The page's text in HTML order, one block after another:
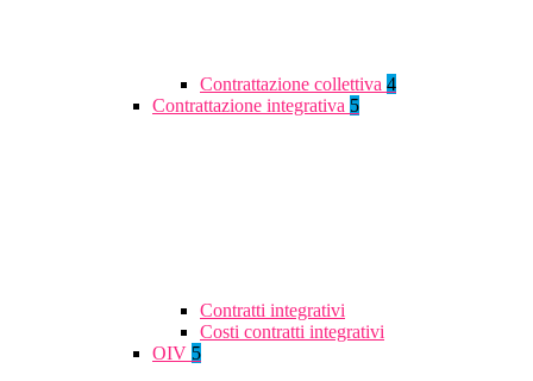
Contrattazione collettiva 4
Contrattazione integrativa 5
Contratti integrativi
Costi contratti integrativi
OIV 5